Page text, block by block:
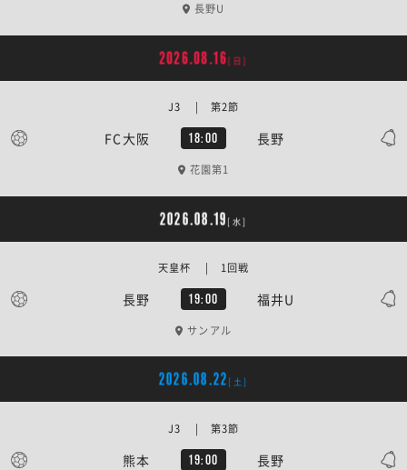
長野U
2026.08.16[日]
FC大阪 18:00 長野
J3 | 第2節
花園第1
2026.08.19 [水]
長野 19:00 福井U
天皇杯 | 1回戦
サンアル
2026.08.22 [土]
熊本 19:00 長野
J3 | 第3節